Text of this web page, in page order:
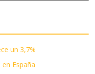
un 3,7%
España